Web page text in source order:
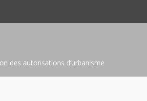
des autorisations d’urbanisme